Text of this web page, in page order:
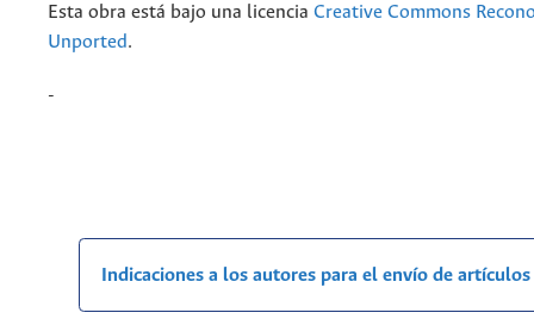
Esta obra está bajo una licencia Creative Commons
Unported.
-
Indicaciones a los autores para el envío de artículos